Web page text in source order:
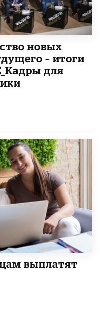
новых
– итоги
для
выплатят